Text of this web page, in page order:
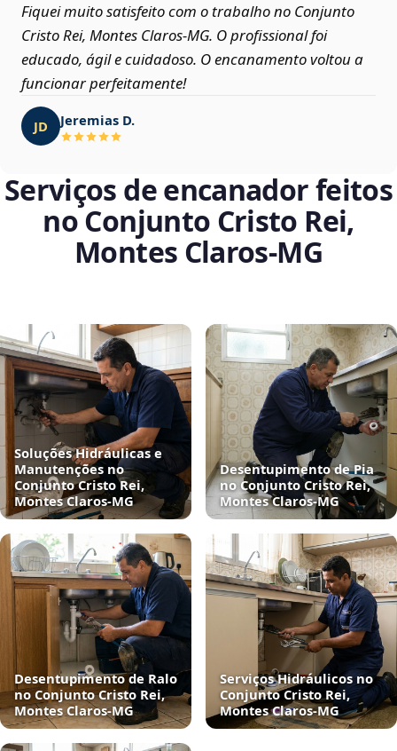
Fiquei muito satisfeito com o trabalho no Conjunto
Cristo Rei, Montes Claros‑MG. O profissional foi
educado, ágil e cuidadoso. O encanamento voltou a
funcionar perfeitamente!
JD Jeremias D.
Serviços de encanador feitos
no Conjunto Cristo Rei,
Montes Claros‑MG
Soluções Hidráulicas e
Manutenções no
Conjunto Cristo Rei,
Montes Claros‑MG
Desentupimento de Pia
no Conjunto Cristo Rei,
Montes Claros‑MG
Desentupimento de Ralo
no Conjunto Cristo Rei,
Montes Claros‑MG
Serviços Hidráulicos no
Conjunto Cristo Rei,
Montes Claros‑MG